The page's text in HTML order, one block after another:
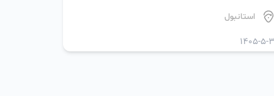
استانبول
1405-5-3